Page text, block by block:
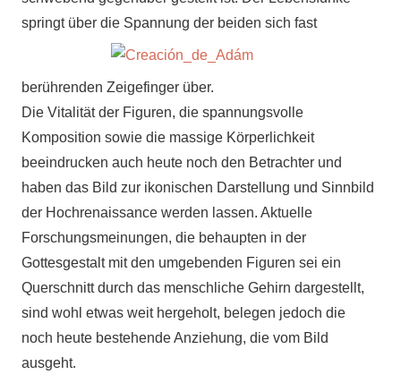
springt über die Spannung der beiden sich fast
berührenden Zeigefinger über.
Die Vitalität der Figuren, die spannungsvolle
Komposition sowie die massige Körperlichkeit
beeindrucken auch heute noch den Betrachter und
haben das Bild zur ikonischen Darstellung und Sinnbild
der Hochrenaissance werden lassen. Aktuelle
Forschungsmeinungen, die behaupten in der
Gottesgestalt mit den umgebenden Figuren sei ein
Querschnitt durch das menschliche Gehirn dargestellt,
sind wohl etwas weit hergeholt, belegen jedoch die
noch heute bestehende Anziehung, die vom Bild
ausgeht.